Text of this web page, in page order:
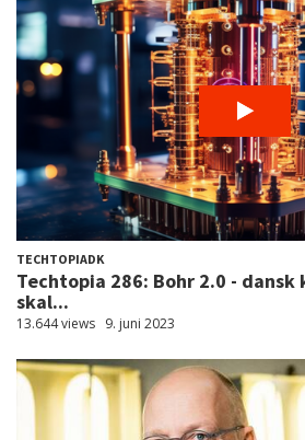
TECHTOPIADK
Techtopia 286: Bohr 2.0 -
skal...
13.644 views 9. juni 2023